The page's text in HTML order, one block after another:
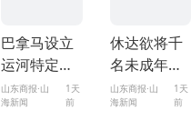
巴拿马设立
运河特定区
域安全联合
指挥部
山东商报·山
海新闻
1天
前
休达欲将千
名未成年移
民送到西班
牙本土
山东商报·山
海新闻
1天
前